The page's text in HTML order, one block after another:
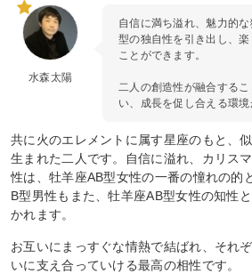
水森太陽
自信に満ち溢れ、魅力的
型の独自性を引き出し、
ことができます。
二人の創造性が融合する
い、成長を促し合える環境
共に火のエレメントに属す星座のもと、
生まれた二人です。自信に溢れ、カリス
性は、牡羊座AB型女性の一番の憧れの的
B型男性もまた、牡羊座AB型女性の知性
かれます。
お互いにまっすぐな情熱で結ばれ、それ
いに支え合っていける最高の相性です。